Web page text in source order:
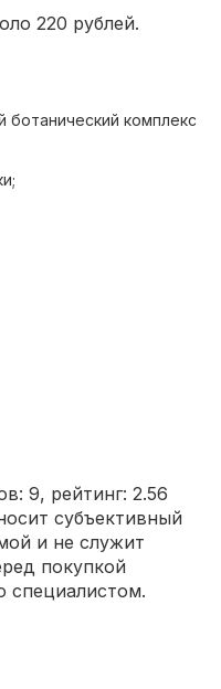
220 рублей.
ботанический комплекс
9, рейтинг: 2.56
субъективный
и не служит
покупкой
специалистом.